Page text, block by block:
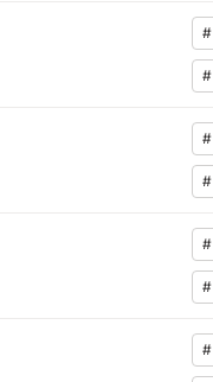
#
#
#
#
#
#
#